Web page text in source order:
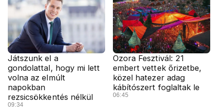
Játszunk el a
gondolattal, hogy mi lett
volna az elmúlt
napokban
rezsicsökkentés nélkül
09:34
Ozora Fesztivál: 21
embert vettek őrizetbe,
közel hatezer adag
kábítószert foglaltak le
06:45